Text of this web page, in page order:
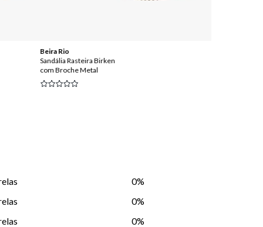
Beira Rio
Sandália Rasteira Birken
com Broche Metal
0%
0%
0%